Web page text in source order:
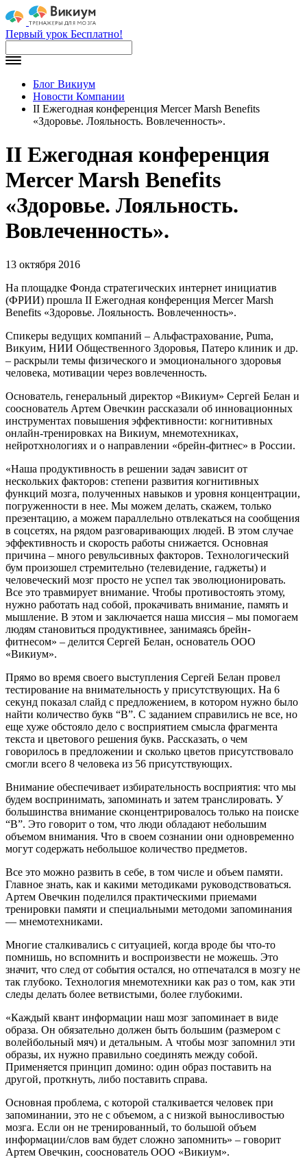
Первый урок Бесплатно!
Блог Викиум
Новости Компании
II Ежегодная конференция Mercer Marsh Benefits
«Здоровье. Лояльность. Вовлеченность».
II Ежегодная конференция
Mercer Marsh Benefits
«Здоровье. Лояльность.
Вовлеченность».
13 октября 2016
На площадке Фонда стратегических интернет инициатив
(ФРИИ) прошла II Ежегодная конференция Mercer Marsh
Benefits «Здоровье. Лояльность. Вовлеченность».
Спикеры ведущих компаний – Альфастрахование, Puma,
Викуим, НИИ Общественного Здоровья, Патеро клиник и др.
– раскрыли темы физического и эмоционального здоровья
человека, мотивации через вовлеченность.
Основатель, генеральный директор «Викиум» Сергей Белан и
сооснователь Артем Овечкин рассказали об инновационных
инструментах повышения эффективности: когнитивных
онлайн-тренировках на Викиум, мнемотехниках,
нейротхнологиях и о направлении «брейн-фитнес» в России.
«Наша продуктивность в решении задач зависит от
нескольких факторов: степени развития когнитивных
функций мозга, полученных навыков и уровня концентрации,
погруженности в нее. Мы можем делать, скажем, только
презентацию, а можем параллельно отвлекаться на сообщения
в соцсетях, на рядом разговаривающих людей. В этом случае
эффективность и скорость работы снижается. Основная
причина – много ревульсивных факторов. Технологический
бум произошел стремительно (телевидение, гаджеты) и
человеческий мозг просто не успел так эволюционировать.
Все это травмирует внимание. Чтобы противостоять этому,
нужно работать над собой, прокачивать внимание, память и
мышление. В этом и заключается наша миссия – мы помогаем
людям становиться продуктивнее, занимаясь брейн-
фитнесом» – делится Сергей Белан, основатель ООО
«Викиум».
Прямо во время своего выступления Сергей Белан провел
тестирование на внимательность у присутствующих. На 6
секунд показал слайд с предложением, в котором нужно было
найти количество букв “В”. С заданием справились не все, но
еще хуже обстояло дело с восприятием смысла фрагмента
текста и цветового решения букв. Рассказать, о чем
говорилось в предложении и сколько цветов присутствовало
смогли всего 8 человека из 56 присутствующих.
Внимание обеспечивает избирательность восприятия: что мы
будем воспринимать, запоминать и затем транслировать. У
большинства внимание сконцентрировалось только на поиске
“В”. Это говорит о том, что люди обладают небольшим
объемом внимания. Что в своем сознании они одновременно
могут содержать небольшое количество предметов.
Все это можно развить в себе, в том числе и объем памяти.
Главное знать, как и какими методиками руководствоваться.
Артем Овечкин поделился практическими приемами
тренировки памяти и специальными методоми запоминания
— мнемотехниками.
Многие сталкивались с ситуацией, когда вроде бы что-то
помнишь, но вспомнить и воспроизвести не можешь. Это
значит, что след от события остался, но отпечатался в мозгу не
так глубоко. Технология мнемотехники как раз о том, как эти
следы делать более ветвистыми, более глубокими.
«Каждый квант информации наш мозг запоминает в виде
образа. Он обязательно должен быть большим (размером с
волейбольный мяч) и детальным. А чтобы мозг запомнил эти
образы, их нужно правильно соединять между собой.
Применяется принцип домино: один образ поставить на
другой, проткнуть, либо поставить справа.
Основная проблема, с которой сталкивается человек при
запоминании, это не с объемом, а с низкой выносливостью
мозга. Если он не тренированный, то большой объем
информации/слов вам будет сложно запомнить» – говорит
Артем Овечкин, сооснователь ООО «Викиум».